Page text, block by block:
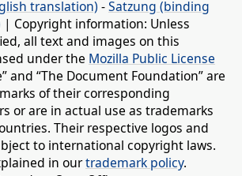
translation) -Satzung (binding
| Copyright information: Unless
all text and images on this
under the Mozilla Public License
and “The Document Foundation” are
of their corresponding
or are in actual use as trademarks
Their respective logos and
to international copyright laws.
in ourtrademark policy.